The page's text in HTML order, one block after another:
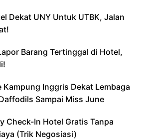
Dekat UNY Untuk UTBK, Jalan
Barang Tertinggal di Hotel,
Kampung Inggris Dekat Lembaga
Sampai Miss June
Check-In Hotel Gratis Tanpa
(Trik Negosiasi)